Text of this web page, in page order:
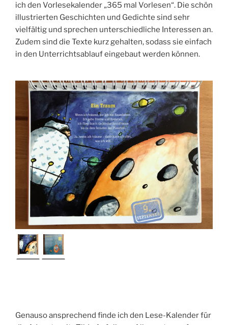
ich den Vorlesekalender „365 mal Vorlesen“. Die schön
illustrierten Geschichten und Gedichte sind sehr
vielfältig und sprechen unterschiedliche Interessen an.
Zudem sind die Texte kurz gehalten, sodass sie einfach
in den Unterrichtsablauf eingebaut werden können.
Genauso ansprechend finde ich den Lese-Kalender für